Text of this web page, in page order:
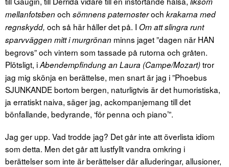
mellanfotsben och sömnens paternosteroch krakarna med
regnskydd, och så här håller det på. I Om att slingra runt
sparvväggen mitt i murgrönan minns jaget ”dagen när HAN
begrovs” och vintern som tassade på rutorna och gråten.
Plötsligt, iAbendempfindung an Laura (Campe/Mozart)tror
jag mig skönja en berättelse, men snart är jag i ”Phoebus
SJUNKANDE bortom bergen, naturligtvis är det humoristiska,
ja erratiskt naiva, säger jag, ackompanjemang till det
bönfallande, bedyrande, ‘för penna och piano’”.
Jag ger upp. Vad trodde jag? Det går inte att överlista idiom
som detta. Men det går att lustfyllt vandra omkring i
berättelser som inte är berättelser där alluderingar, allusioner,